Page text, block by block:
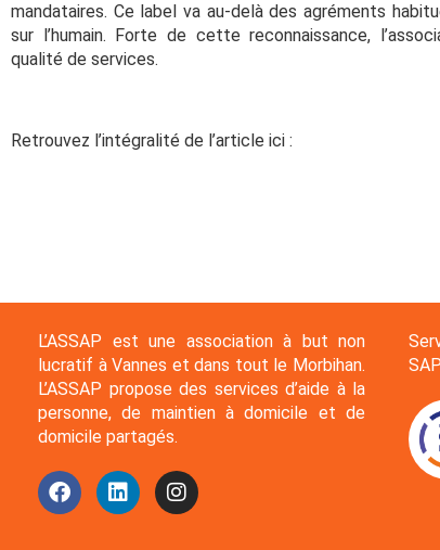
mandataires. Ce label va au-delà des agréments
sur l’humain. Forte de cette reconnaissance,
qualité de services.
Retrouvez l’intégralité de l’article ici :
L’ASSAP est une association à but non
lucratif à Vannes et dans tout le Morbihan.
L’ASSAP propose des services d’aide à la
personne, de maintien à domicile et de
domicile partagés.